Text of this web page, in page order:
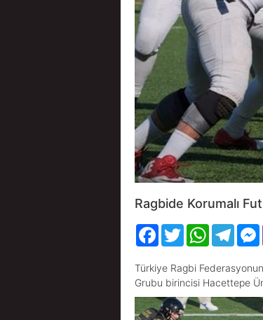
Ragbide Korumalı
Facebook
TwitterWhatsApp
Türkiye Ragbi
Grubu birincisi Hacettepe